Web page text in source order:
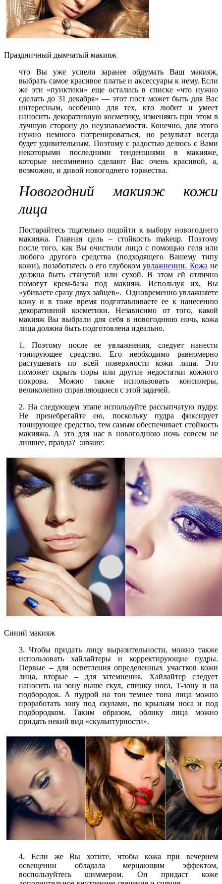
Праздничный дымчатый макияж
что Вы уже успели заранее обдумать Ваш макияж,
выбрать самое красивое платье и аксессуары к нему. Если
же эти «пунктики» еще остались в списке «что нужно
сделать до 31 декабря» — этот пост может быть для Вас
интересным, особенно для тех, кто любит и умеет
наносить декоративную косметику, изменяясь при этом в
лучшую сторону до неузнаваемости. Конечно, для этого
нужно немного потренироваться, но результат всегда
будет удивительным. Поэтому с радостью делюсь с Вами
некоторыми последними тенденциями в макияже,
которые несомненно сделают Вас очень красивой, а,
возможно, и дивой новогоднего торжества.
Новогодний макияж кожи
лица
Постарайтесь тщательно подойти к выбору новогоднего
макияжа. Главная цель – стойкость makeup. Поэтому
после того, как Вы очистили лицо с помощью геля или
любого другого средства (подходящего Вашему типу
кожи), позаботьтесь о его глубокомувлажнении. Кожа не
должна быть стянутой или сухой. В этом ей отлично
помогут крем-базы под макияж. Используя их, Вы
«убиваете сразу двух зайцев». Одновременно увлажняете
кожу и в тоже время подготавливаете ее к нанесению
декоративной косметики. Независимо от того, какой
макияж Вы выбрали для себя в новогоднюю ночь, кожа
лица должна быть подготовлена идеально.
1. Поэтому после ее увлажнения, следует нанести
тонирующее средство. Его необходимо равномерно
растушевать по всей поверхности кожи лица. Это
поможет скрыть поры или другие недостатки кожного
покрова. Можно также использовать консилеры,
великолепно справляющиеся с этой задачей.
2. На следующем этапе используйте рассыпчатую пудру.
Не пренебрегайте ею, поскольку пудра фиксирует
тонирующее средство, тем самым обеспечивает стойкость
макияжа. А это для нас в новогоднюю ночь совсем не
лишнее, правда? :unsure:
Синий макияж
3. Чтобы придать лицу выразительности, можно также
использовать хайлайтеры и корректирующие пудры.
Первые – для осветления определенных участков кожи
лица, вторые – для затемнения. Хайлайтер следует
наносить на зону выше скул, спинку носа, Т-зону и на
подбородок. А пудрой на тон темнее тона лица можно
проработать зону под скулами, по крыльям носа и под
подбородком. Таким образом, облику лица можно
придать некий вид «скульптурности».
4. Если же Вы хотите, чтобы кожа при вечернем
освещении обладала мерцающим эффектом,
воспользуйтесь шиммером. Он придаст коже